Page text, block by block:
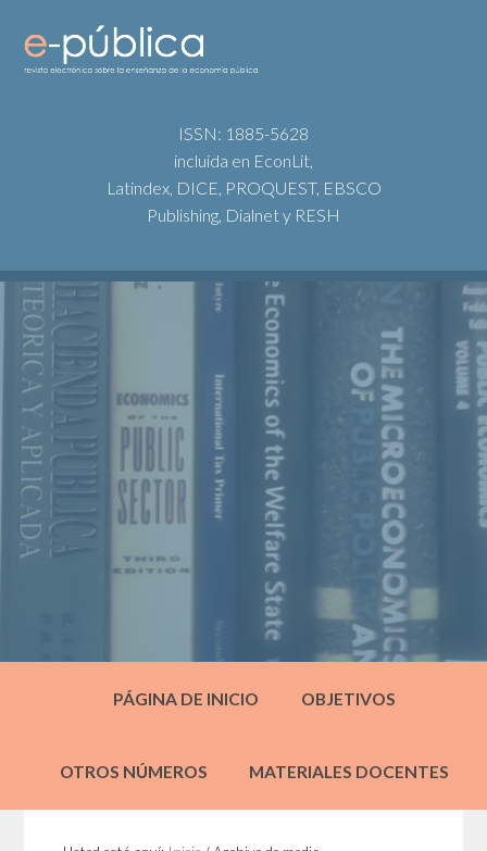
ISSN: 1885-5628
incluida en EconLit,
Latindex, DICE, PROQUEST, EBSCO
Publishing, Dialnet y RESH
PÁGINA DE INICIO OBJETIVOS
OTROS NÚMEROS MATERIALES DOCENTES